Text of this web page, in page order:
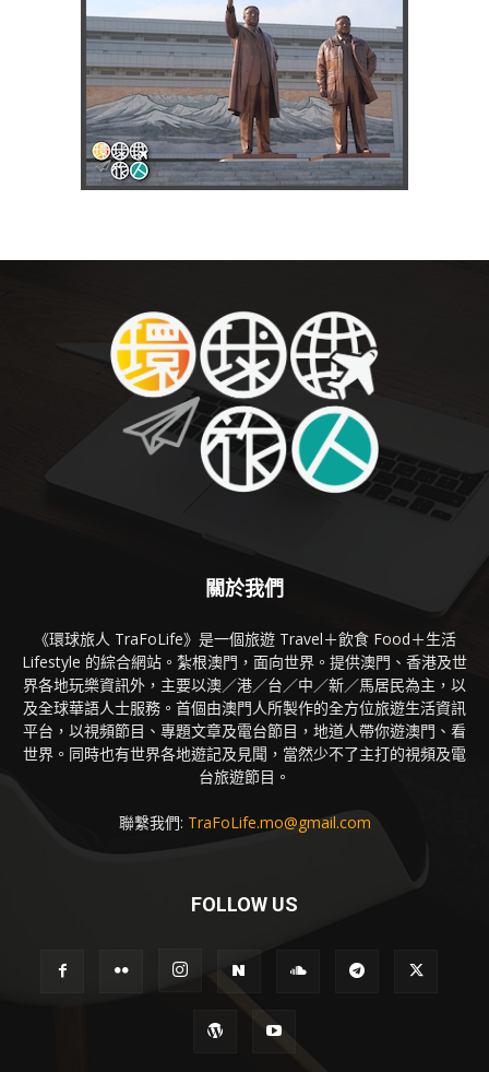
關於我們
《環球旅人 TraFoLife》是一個旅遊 Travel＋飲食 Food＋生活
Lifestyle 的綜合網站。紮根澳門，面向世界。提供澳門、香港及世
界各地玩樂資訊外，主要以澳／港／台／中／新／馬居民為主，以
及全球華語人士服務。首個由澳門人所製作的全方位旅遊生活資訊
平台，以視頻節目、專題文章及電台節目，地道人帶你遊澳門、看
世界。同時也有世界各地遊記及見聞，當然少不了主打的視頻及電
台旅遊節目。
聯繫我們: TraFoLife.mo@gmail.com
FOLLOW US